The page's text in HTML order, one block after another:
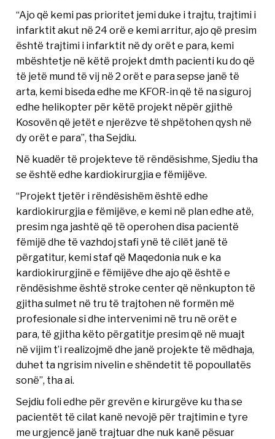
“Ajo që kemi pas prioritet jemi duke i trajtu, trajtimi i
infarktit akut në 24 orë e kemi arritur, ajo që presim
është trajtimi i infarktit në dy orët e para, kemi
mbështetje në këtë projekt dmth pacienti ku do që
të jetë mund të vij në 2 orët e para sepse janë të
arta, kemi biseda edhe me KFOR-in që të na siguroj
edhe helikopter për këtë projekt nëpër gjithë
Kosovën që jetët e njerëzve të shpëtohen qysh në
dy orët e para”, tha Sejdiu.
Në kuadër të projekteve të rëndësishme, Sjediu tha
se është edhe kardiokirurgjia e fëmijëve.
“Projekt tjetër i rëndësishëm është edhe
kardiokirurgjia e fëmijëve, e kemi në plan edhe atë,
presim nga jashtë që të operohen disa pacientë
fëmijë dhe të vazhdoj stafi ynë të cilët janë të
përgatitur, kemi staf që Maqedonia nuk e ka
kardiokirurgjinë e fëmijëve dhe ajo që është e
rëndësishme është stroke center që nënkupton të
gjitha sulmet në tru të trajtohen në formën më
profesionale si dhe intervenimi në tru në orët e
para, të gjitha këto përgatitje presim që në muajt
në vijim t’i realizojmë dhe janë projekte të mëdhaja,
duhet ta ngrisim nivelin e shëndetit të popoullatës
sonë”, tha ai.
Sejdiu foli edhe për grevën e kirurgëve ku tha se
pacientët të cilat kanë nevojë për trajtimin e tyre
me urgjencë janë trajtuar dhe nuk kanë pësuar